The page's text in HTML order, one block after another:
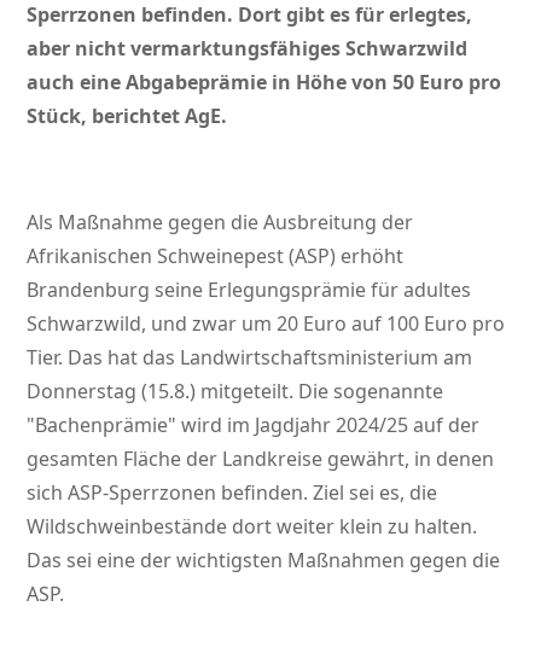
Sperrzonen befinden. Dort gibt es für erlegtes,
aber nicht vermarktungsfähiges Schwarzwild
auch eine Abgabeprämie in Höhe von 50 Euro pro
Stück, berichtet AgE.
Als Maßnahme gegen die Ausbreitung der
Afrikanischen Schweinepest (ASP) erhöht
Brandenburg seine Erlegungsprämie für adultes
Schwarzwild, und zwar um 20 Euro auf 100 Euro pro
Tier. Das hat das Landwirtschaftsministerium am
Donnerstag (15.8.) mitgeteilt. Die sogenannte
Bachenprämie wird im Jagdjahr 2024/25 auf der
gesamten Fläche der Landkreise gewährt, in denen
sich ASP-Sperrzonen befinden. Ziel sei es, die
Wildschweinbestände dort weiter klein zu halten.
Das sei eine der wichtigsten Maßnahmen gegen die
ASP.